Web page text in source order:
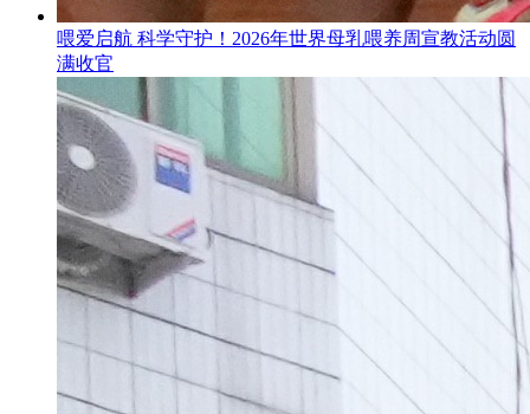
喂爱启航 科学守护！2026年世界母乳喂养周宣教活动圆
满收官